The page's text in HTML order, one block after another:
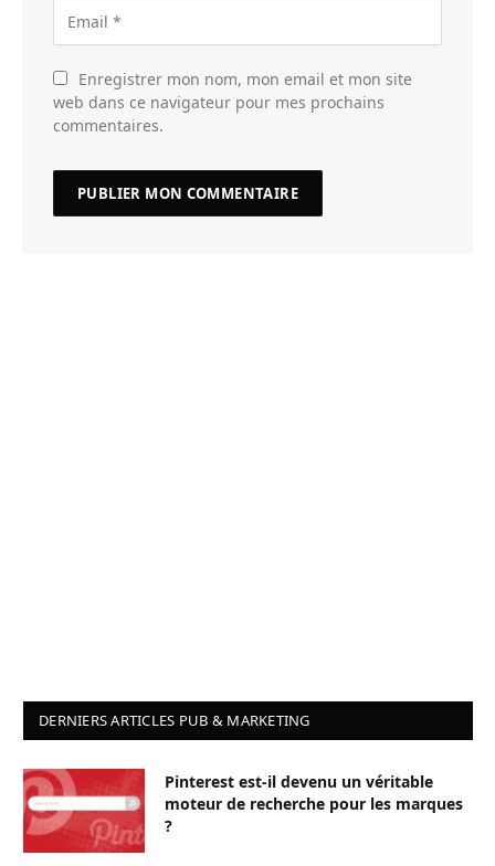
Enregistrer mon nom, mon email et mon site
web dans ce navigateur pour mes prochains
commentaires.
DERNIERS ARTICLES PUB & MARKETING
Pinterest est-il devenu un véritable
moteur de recherche pour les marques
?